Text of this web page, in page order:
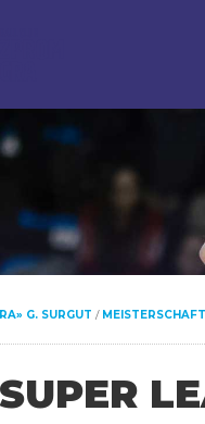
G. SURGUT /